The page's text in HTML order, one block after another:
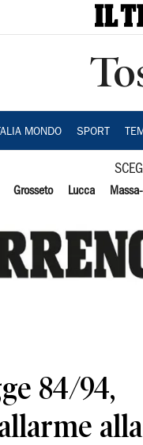
MONDO SPORT
Grosseto Lucca
84/94,
alla